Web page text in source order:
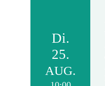
Di.
25.
AUG.